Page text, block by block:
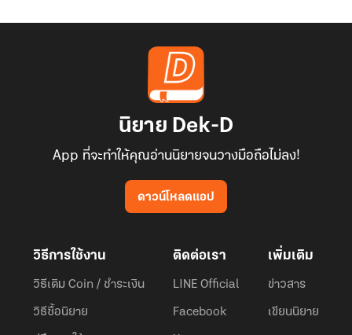
นิยาย Dek-D
App ที่จะทำให้คุณอ่านนิยายจนวางมือถือไม่ลง!
ดาวน์โหลดแอป
วิธีการใช้งาน
วิธีเติม Coin / ชำระเงิน
วิธีซื้อนิยาย
ติดต่อเรา
LINE Official
Facebook
เพิ่มเติม
ข่าวสาร
เขียนนิยาย